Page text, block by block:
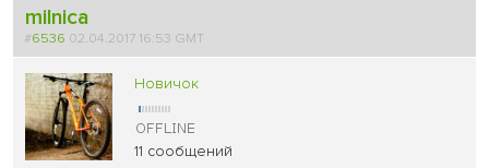
milnica
#6536 02.04.2017 16:53 GMT
Новичок
11 сообщений